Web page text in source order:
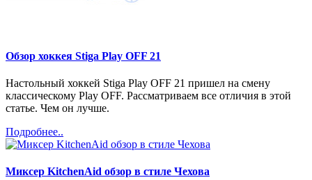
Обзор хоккея Stiga Play OFF 21
Настольный хоккей Stiga Play OFF 21 пришел на смену
классическому Play OFF. Рассматриваем все отличия в этой
статье. Чем он лучше.
Подробнее..
Миксер KitchenAid обзор в стиле Чехова